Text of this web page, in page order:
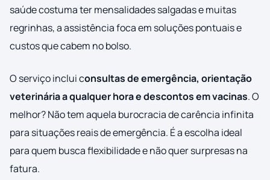
saúde costuma ter mensalidades salgadas e muitas
regrinhas, a assistência foca em soluções pontuais e
custos que cabem no bolso.
O serviço inclui consultas de emergência, orientação
veterinária a qualquer hora e descontos em vacinas. O
melhor? Não tem aquela burocracia de carência infinita
para situações reais de emergência. É a escolha ideal
para quem busca flexibilidade e não quer surpresas na
fatura.